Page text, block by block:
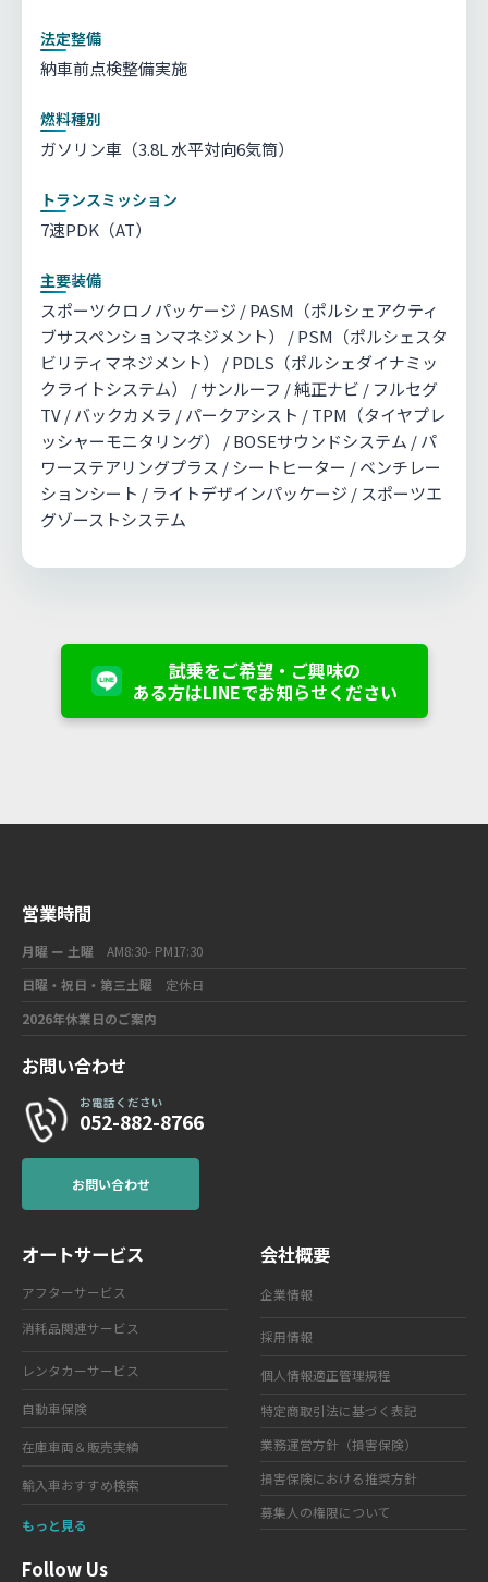
法定整備
納車前点検整備実施
燃料種別
ガソリン車（3.8L 水平対向6気筒）
トランスミッション
7速PDK（AT）
主要装備
スポーツクロノパッケージ / PASM（ポルシェアクティ
ブサスペンションマネジメント） / PSM（ポルシェスタ
ビリティマネジメント） / PDLS（ポルシェダイナミッ
クライトシステム） / サンルーフ / 純正ナビ / フルセグ
TV / バックカメラ / パークアシスト / TPM（タイヤプレ
ッシャーモニタリング） / BOSEサウンドシステム / パ
ワーステアリングプラス / シートヒーター / ベンチレー
ションシート / ライトデザインパッケージ / スポーツエ
グゾーストシステム
試乗をご希望・ご興味の
ある方はLINEでお知らせください
営業時間
月曜 ー 土曜 AM8:30- PM17:30
日曜・祝日・第三土曜 定休日
2026年休業日のご案内
お問い合わせ
お電話ください
052-882-8766
お問い合わせ
オートサービス
アフターサービス
消耗品関連サービス
レンタカーサービス
自動車保険
在庫車両＆販売実績
輸入車おすすめ検索
もっと見る
会社概要
企業情報
採用情報
個人情報適正管理規程
特定商取引法に基づく表記
業務運営方針（損害保険）
損害保険における推奨方針
募集人の権限について
Follow Us